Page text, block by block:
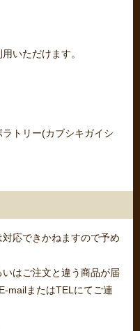
いただけます。
トリー(カブシキガイシ
応できかねますので予め
はご注文と違う商品が届
mailまたはTELにてご連